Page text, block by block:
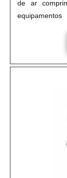
de ar
materiais
eles possam
mais